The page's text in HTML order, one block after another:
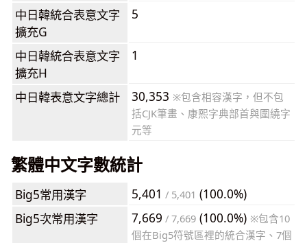
中日韓統合表意文字
擴充G
5
中日韓統合表意文字
擴充H
1
中日韓表意文字總計 30,353 ※包含相容漢字，但不包
括CJK筆畫、康熙字典部首與圍繞字
元等
繁體中文字數統計
Big5常用漢字 5,401 / 5,401 (100.0%)
Big5次常用漢字
7,669 / 7,669 (100.0%) ※包含10
個在Big5符號區裡的統合漢字、7個